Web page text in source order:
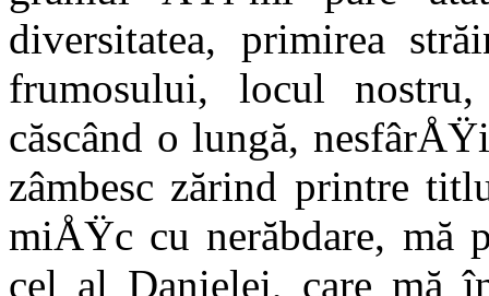
diversitatea, primirea
frumosului, locul
căscând o lungă,
zâmbesc zărind printre
miÅŸc cu nerăbdare, mă
cel al Danielei, care mă